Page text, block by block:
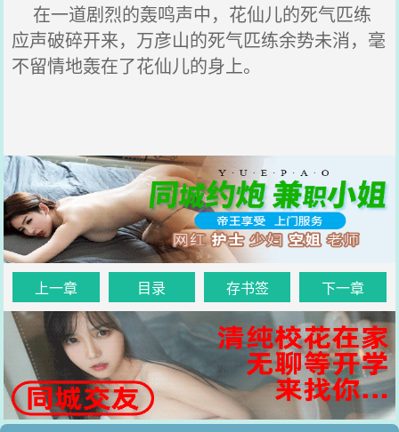
在一道剧烈的轰鸣声中，花仙儿的死气匹练
应声破碎开来，万彦山的死气匹练余势未消，毫
不留情地轰在了花仙儿的身上。
上一章 目录 存书签 下一章